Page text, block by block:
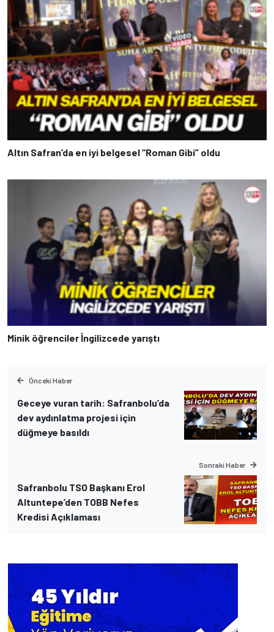
Altın Safran’da en iyi belgesel “Roman Gibi” oldu
Minik öğrenciler İngilizcede yarıştı
Önceki Haber
Geceye vuran tarih: Safranbolu’da
dev aydınlatma projesi için
düğmeye basıldı
Sonraki Haber
Safranbolu TSO Başkanı Erol
Altuntepe’den TOBB Nefes
Kredisi Açıklaması